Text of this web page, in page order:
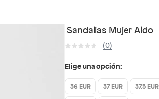
B
Sandalias Mujer Aldo
(0)
Elige una opción:
36 EUR 37 EUR 37.5 EUR